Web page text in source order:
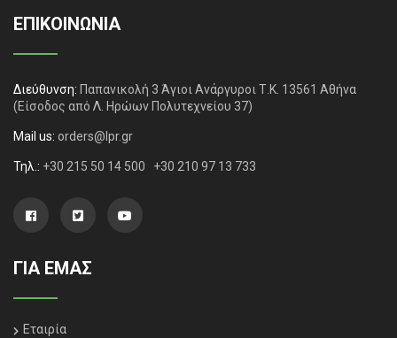
ΕΠΙΚΟΙΝΩΝΙΑ
Διεύθυνση: Παπανικολή 3 Άγιοι Ανάργυροι Τ.Κ. 13561 Αθήνα
(Είσοδος από Λ. Ηρώων Πολυτεχνείου 37)
Mail us: orders@lpr.gr
Τηλ.: +30 215 50 14 500 +30 210 97 13 733
ΓΙΑ ΕΜΑΣ
Εταιρία